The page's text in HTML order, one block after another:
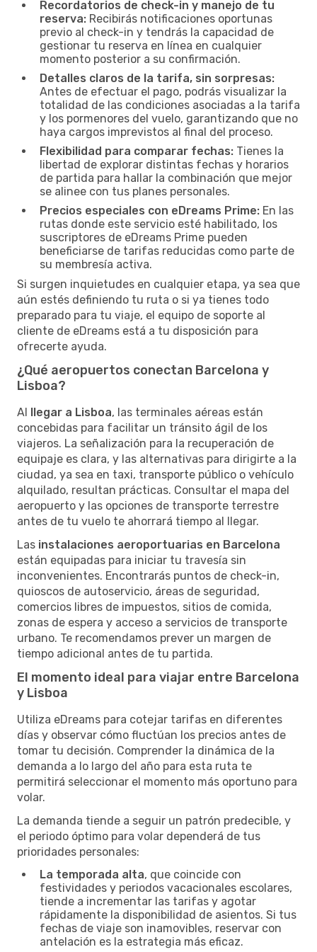
Recordatorios de check-in y manejo de tu
reserva: Recibirás notificaciones oportunas
previo al check-in y tendrás la capacidad de
gestionar tu reserva en línea en cualquier
momento posterior a su confirmación.
Detalles claros de la tarifa, sin sorpresas:
Antes de efectuar el pago, podrás visualizar la
totalidad de las condiciones asociadas a la tarifa
y los pormenores del vuelo, garantizando que no
haya cargos imprevistos al final del proceso.
Flexibilidad para comparar fechas: Tienes la
libertad de explorar distintas fechas y horarios
de partida para hallar la combinación que mejor
se alinee con tus planes personales.
Precios especiales con eDreams Prime: En las
rutas donde este servicio esté habilitado, los
suscriptores de eDreams Prime pueden
beneficiarse de tarifas reducidas como parte de
su membresía activa.
Si surgen inquietudes en cualquier etapa, ya sea que
aún estés definiendo tu ruta o si ya tienes todo
preparado para tu viaje, el equipo de soporte al
cliente de eDreams está a tu disposición para
ofrecerte ayuda.
¿Qué aeropuertos conectan Barcelona y
Lisboa?
Al llegar a Lisboa, las terminales aéreas están
concebidas para facilitar un tránsito ágil de los
viajeros. La señalización para la recuperación de
equipaje es clara, y las alternativas para dirigirte a la
ciudad, ya sea en taxi, transporte público o vehículo
alquilado, resultan prácticas. Consultar el mapa del
aeropuerto y las opciones de transporte terrestre
antes de tu vuelo te ahorrará tiempo al llegar.
Las instalaciones aeroportuarias en Barcelona
están equipadas para iniciar tu travesía sin
inconvenientes. Encontrarás puntos de check-in,
quioscos de autoservicio, áreas de seguridad,
comercios libres de impuestos, sitios de comida,
zonas de espera y acceso a servicios de transporte
urbano. Te recomendamos prever un margen de
tiempo adicional antes de tu partida.
El momento ideal para viajar entre Barcelona
y Lisboa
Utiliza eDreams para cotejar tarifas en diferentes
días y observar cómo fluctúan los precios antes de
tomar tu decisión. Comprender la dinámica de la
demanda a lo largo del año para esta ruta te
permitirá seleccionar el momento más oportuno para
volar.
La demanda tiende a seguir un patrón predecible, y
el periodo óptimo para volar dependerá de tus
prioridades personales:
La temporada alta, que coincide con
festividades y periodos vacacionales escolares,
tiende a incrementar las tarifas y agotar
rápidamente la disponibilidad de asientos. Si tus
fechas de viaje son inamovibles, reservar con
antelación es la estrategia más eficaz.